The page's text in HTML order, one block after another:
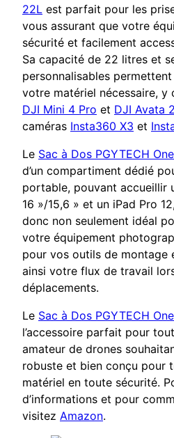
22L est parfait pour les
vous assurant que votre
sécurité et facilement
Sa capacité de 22 litres et
personnalisables
votre matériel nécessaire, y
DJI Mini 4 Pro et DJI Avata 2
caméras Insta360 X3 et
Le Sac à Dos PGYTECH
d’un compartiment dédié
portable, pouvant accueillir
16 »/15,6 » et un iPad Pro
donc non seulement idéal
votre équipement
pour vos outils de montage
ainsi votre flux de travail
déplacements.
Le Sac à Dos PGYTECH
l’accessoire parfait pour
amateur de drones
robuste et bien conçu pour
matériel en toute sécurité.
d’informations et pour
visitez Amazon.